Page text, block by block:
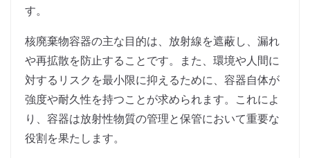
す。
核廃棄物容器の主な目的は、放射線を遮蔽し、漏れ
や再拡散を防止することです。また、環境や人間に
対するリスクを最小限に抑えるために、容器自体が
強度や耐久性を持つことが求められます。これによ
り、容器は放射性物質の管理と保管において重要な
役割を果たします。